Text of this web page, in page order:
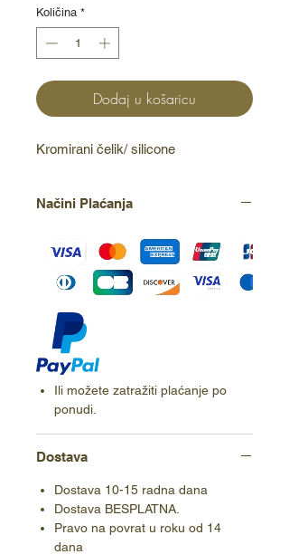
Količina *
Dodaj u košaricu
Kromirani čelik/ silicone
Načini Plaćanja
Ili možete zatražiti plaćanje po
ponudi.
Dostava
Dostava 10-15 radna dana
Dostava BESPLATNA.
Pravo na povrat u roku od 14
dana